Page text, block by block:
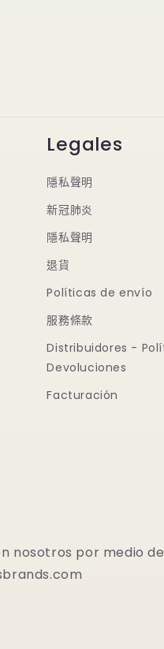
Legales
隱私聲明
新冠肺炎
隱私聲明
退貨
Políticas de envío
服務條款
Distribuidores -
Devoluciones
Facturación
nosotros por medio